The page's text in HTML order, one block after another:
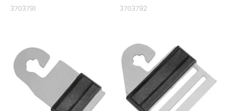
3703791
3703792